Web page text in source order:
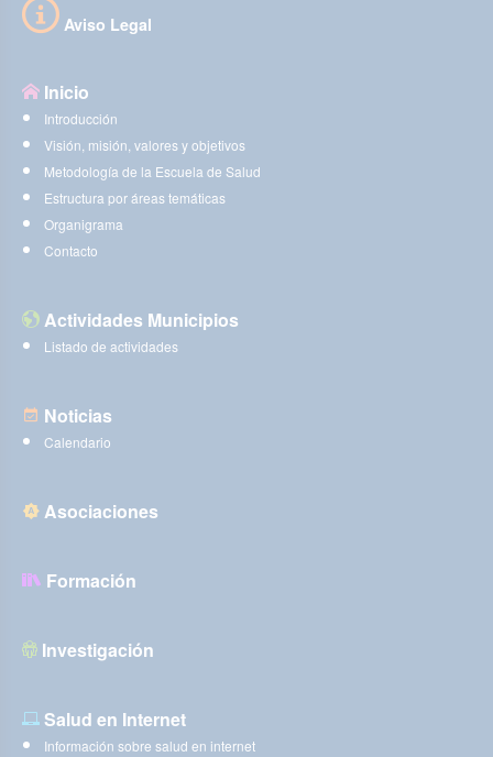
Aviso Legal
Inicio
Introducción
Visión, misión, valores y objetivos
Metodología de la Escuela de Salud
Estructura por áreas temáticas
Organigrama
Contacto
Actividades Municipios
Listado de actividades
Noticias
Calendario
Asociaciones
Formación
Investigación
Salud en Internet
Información sobre salud en internet